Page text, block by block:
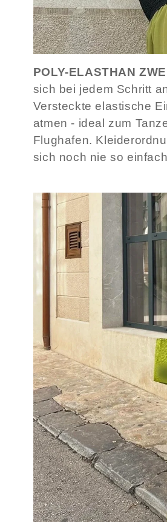
POLY-ELASTHAN
sich bei jedem Schritt
Versteckte elastische
atmen - ideal zum
Flughafen.
sich noch nie so